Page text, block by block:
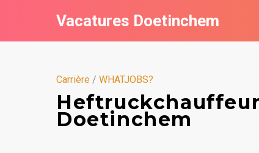
Vacatures Doetinchem
Carrière / WHATJOBS?
Doetinchem